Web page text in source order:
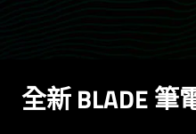
全新 BLADE 筆